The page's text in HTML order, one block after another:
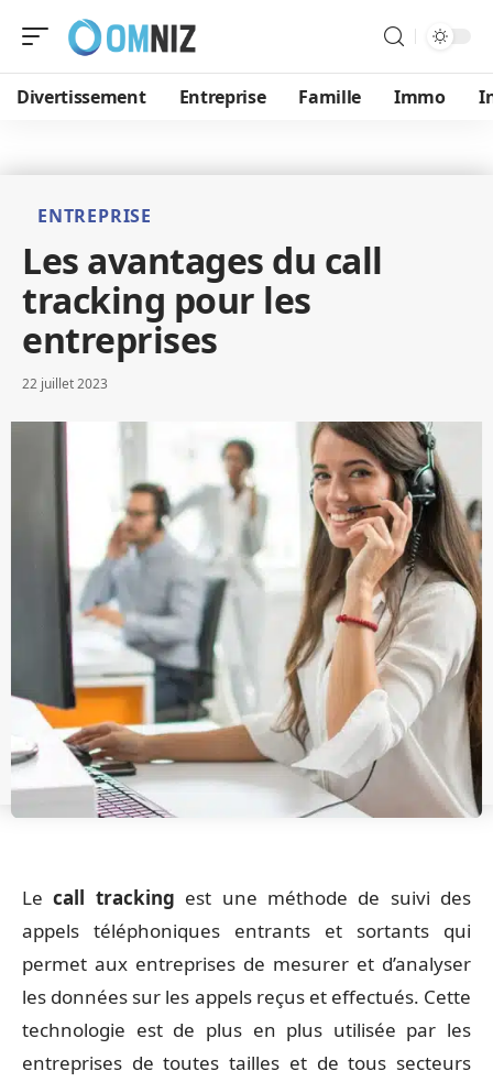
Divertissement Entreprise Famille Immo
ENTREPRISE
Les avantages du call
tracking pour les
entreprises
22 juillet 2023
Lecall tracking est une méthode de suivi des
appels téléphoniques entrants et sortants qui
permet aux entreprises de mesurer et d’analyser
les données sur les appels reçus et effectués. Cette
technologie est de plus en plus utilisée par les
entreprises de toutes tailles et de tous secteurs